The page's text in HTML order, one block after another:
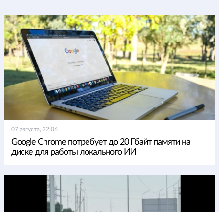
07 августа, 22:06
Google Chrome потребует до 20 Гбайт памяти на
диске для работы локального ИИ